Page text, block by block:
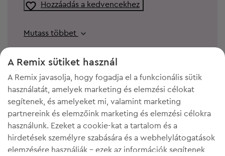
Hozzáadás a kedvencekhez
Mutass többet
A Remix sütiket használ
A Remix javasolja, hogy fogadja el a funkcionális sütik
használatát, amelyek marketing és elemzési célokat
segítenek, és amelyeket mi, valamint marketing
partnereink és elemzőink marketing és elemzési célokra
használunk. Ezeket a cookie-kat a tartalom és a
hirdetések személyre szabására és a webhelylátogatások
elemzésére használják - ezek az információk segítenek